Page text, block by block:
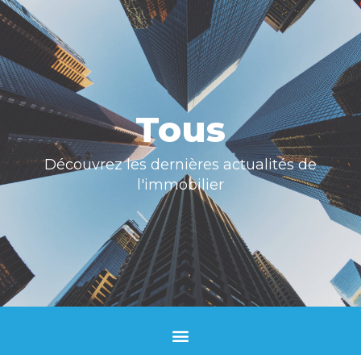
Tous
Découvrez les dernières actualités de
l'immobilier